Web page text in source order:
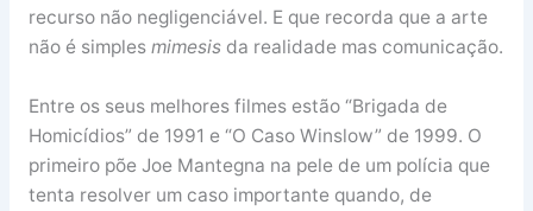
recurso não negligenciável. E que recorda que a arte
não é simples mimesisda realidade mas comunicação.
Entre os seus melhores filmes estão “Brigada de
Homicídios” de 1991 e “O Caso Winslow” de 1999. O
primeiro põe Joe Mantegna na pele de um polícia que
tenta resolver um caso importante quando, de